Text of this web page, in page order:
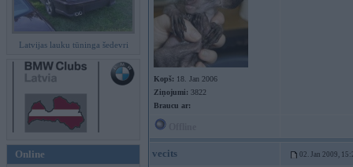
Latvijas lauku tūninga šedevri
Online
Kopš: 18. Jan 2006
Ziņojumi: 3822
Braucu ar:
vecits 02. Jan 2009,